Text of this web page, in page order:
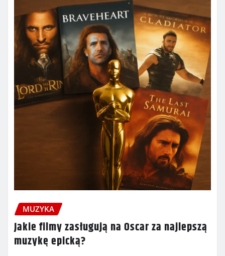
MUZYKA
Jakie filmy zasługują na Oscar za najlepszą
muzykę epicką?